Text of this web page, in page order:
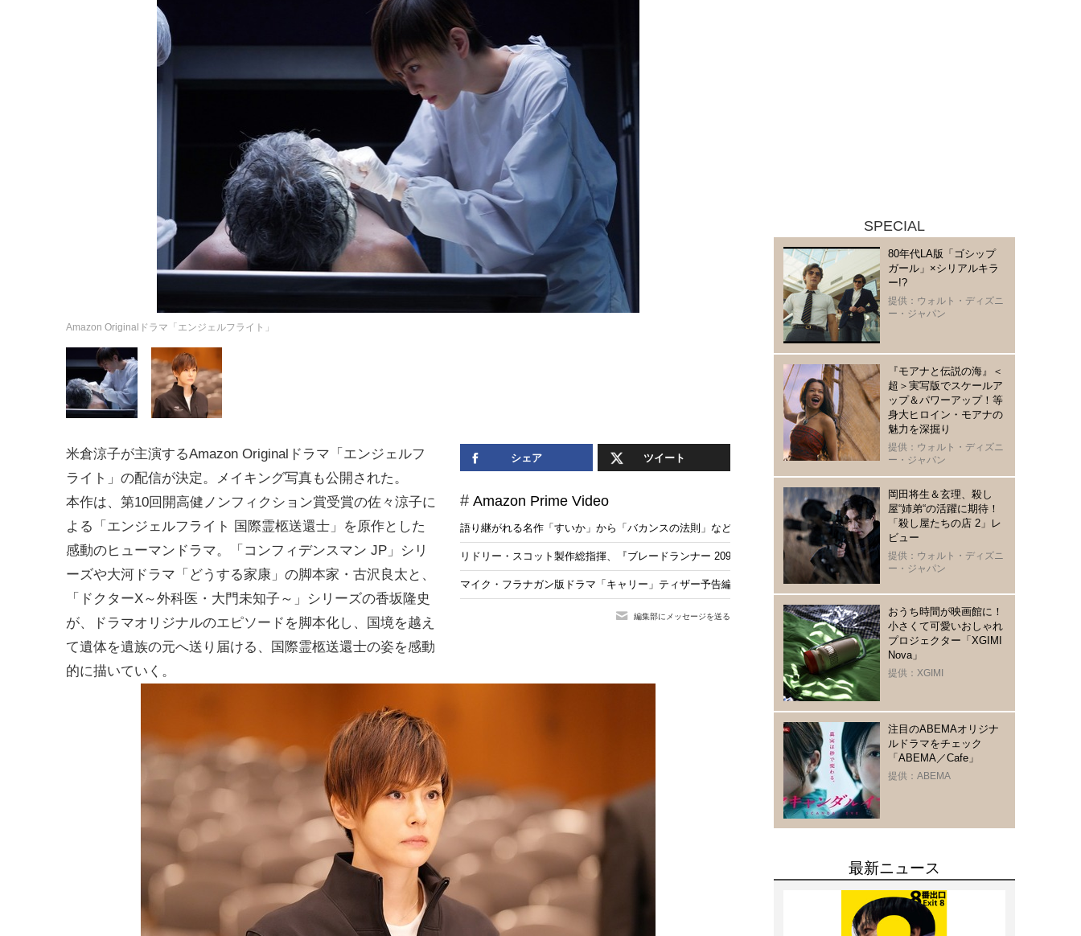
Amazon Originalドラマ「エンジェルフライト」
シェア ツイート
Amazon Prime Video
語り継がれる名作「すいか」から「バカンスの法則」など最新ドラマまで、癒されながらパワーチャージ！ヒーリングドラマ4選
リドリー・スコット製作総指揮、『ブレードランナー 2099』11月25日より配信決定
マイク・フラナガン版ドラマ「キャリー」ティザー予告編公開 スティーブン・キングの名作を現代的に再構築
編集部にメッセージを送る
米倉涼子が主演するAmazon Originalドラマ「エンジェルフ
ライト」の配信が決定。メイキング写真も公開された。
本作は、第10回開高健ノンフィクション賞受賞の佐々涼子に
よる「エンジェルフライト 国際霊柩送還士」を原作とした
感動のヒューマンドラマ。「コンフィデンスマン JP」シリ
ーズや大河ドラマ「どうする家康」の脚本家・古沢良太と、
「ドクターX～外科医・大門未知子～」シリーズの香坂隆史
が、ドラマオリジナルのエピソードを脚本化し、国境を越え
て遺体を遺族の元へ送り届ける、国際霊柩送還士の姿を感動
的に描いていく。
SPECIAL
80年代LA版「ゴシップ
ガール」×シリアルキラ
ー!?
提供：ウォルト・ディズニ
ー・ジャパン
『モアナと伝説の海』＜
超＞実写版でスケールア
ップ＆パワーアップ！等
身大ヒロイン・モアナの
魅力を深掘り
提供：ウォルト・ディズニ
ー・ジャパン
岡田将生＆玄理、殺し
屋“姉弟“の活躍に期待！
「殺し屋たちの店 2」レ
ビュー
提供：ウォルト・ディズニ
ー・ジャパン
おうち時間が映画館に！
小さくて可愛いおしゃれ
プロジェクター「XGIMI
Nova」
提供：XGIMI
注目のABEMAオリジナ
ルドラマをチェック
「ABEMA／Cafe」
提供：ABEMA